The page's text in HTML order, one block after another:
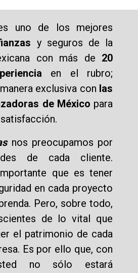
uno de los mejores
y seguros de la
con más de 20
en el rubro;
exclusiva con las
de México para
nos preocupamos por
de cada cliente.
que es tener
en cada proyecto
Pero, sobre todo,
de lo vital que
el patrimonio de cada
Es por ello que, con
no sólo estará